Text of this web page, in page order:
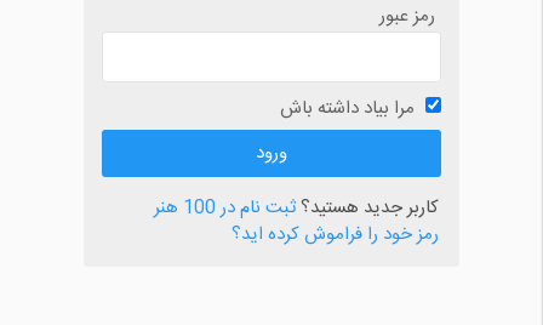
رمز عبور
مرا بیاد داشته باش
کاربر جدید هستید؟ثبت نام در 100 هنر
رمز خود را فراموش کرده اید؟